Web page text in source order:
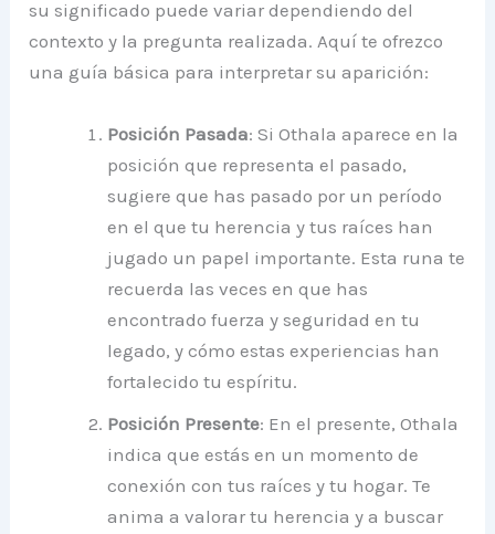
su significado puede variar dependiendo del
contexto y la pregunta realizada. Aquí te ofrezco
una guía básica para interpretar su aparición:
Posición Pasada: Si Othala aparece en la
posición que representa el pasado,
sugiere que has pasado por un período
en el que tu herencia y tus raíces han
jugado un papel importante. Esta runa te
recuerda las veces en que has
encontrado fuerza y seguridad en tu
legado, y cómo estas experiencias han
fortalecido tu espíritu.
Posición Presente: En el presente, Othala
indica que estás en un momento de
conexión con tus raíces y tu hogar. Te
anima a valorar tu herencia y a buscar